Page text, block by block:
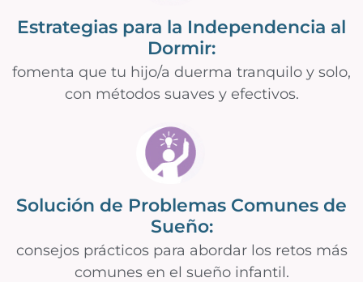
Estrategias para la Independencia al
Dormir:
fomenta que tu hijo/a duerma tranquilo y solo,
con métodos suaves y efectivos.
Solución de Problemas Comunes de
Sueño:
consejos prácticos para abordar los retos más
comunes en el sueño infantil.